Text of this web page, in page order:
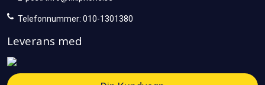
Telefonnummer: 010-1301380
Leverans med